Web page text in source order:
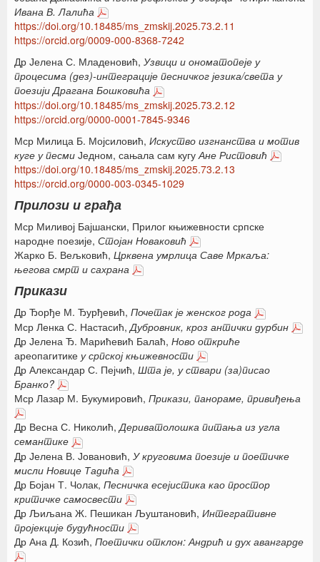
Ивана В. Лалића
https://doi.org/10.18485/ms_zmskij.2025.73.2.11
https://orcid.org/0009-000-8368-7242
Др Јелена С. Младеновић, Узвици и ономатопеје у
процесима (дез)-интеграције песничког језика/света у
поезији Драгана Бошковића
https://doi.org/10.18485/ms_zmskij.2025.73.2.12
https://orcid.org/0000-0001-7845-9346
Мср Милица Б. Мојсиловић, Искуство изгнанства и мотив
куге у песми Једном, сањала сам кугу Ане Ристовић
https://doi.org/10.18485/ms_zmskij.2025.73.2.13
https://orcid.org/0000-003-0345-1029
Прилози и грађа
Мср Миливој Бајшански, Прилог књижевности српске
народне поезије, Стојан Новаковић
Жарко Б. Вељковић, Црквена умрлица Саве Мркаља:
његова смрт и сахрана
Прикази
Др Ђорђе М. Ђурђевић, Почетак је женског рода
Мср Ленка С. Настасић, Дубровник, кроз антички дурбин
Др Јелена Ђ. Марићевић Балаћ, Ново откриће
ареопагитике у српској књижевности
Др Александар С. Пејчић, Шта је, у ствари (за)писао
Бранко?
Мср Лазар М. Букумировић, Прикази, панораме, привиђења
Др Весна С. Николић,Дериватолошка питања из угла
семантике
Др Јелена В. Јовановић, У круговима поезије и поетичке
мисли Новице Тадића
Др Бојан Т. Чолак, Песничка есејистика као простор
критичке самосвести
Др Љиљана Ж. Пешикан Љуштановић, Интегративне
пројекције будућности
Др Ана Д. Козић, Поетички отклон: Андрић и дух авангарде